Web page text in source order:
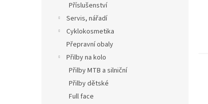
Příslušenství
Servis, nářadí
Cyklokosmetika
Přepravní obaly
Přilby na kolo
Přilby MTB a silniční
Přilby dětské
Full face